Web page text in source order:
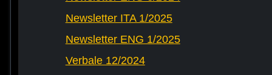
Newsletter ITA 1/2025
Newsletter ENG 1/2025
Verbale 12/2024